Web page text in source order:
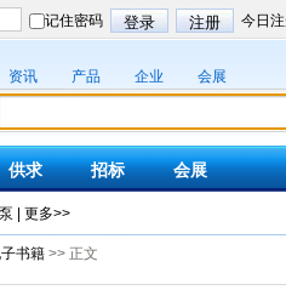
资讯 产品 企业 会展
供求 招标 会展
更多>>
书籍>> 正文